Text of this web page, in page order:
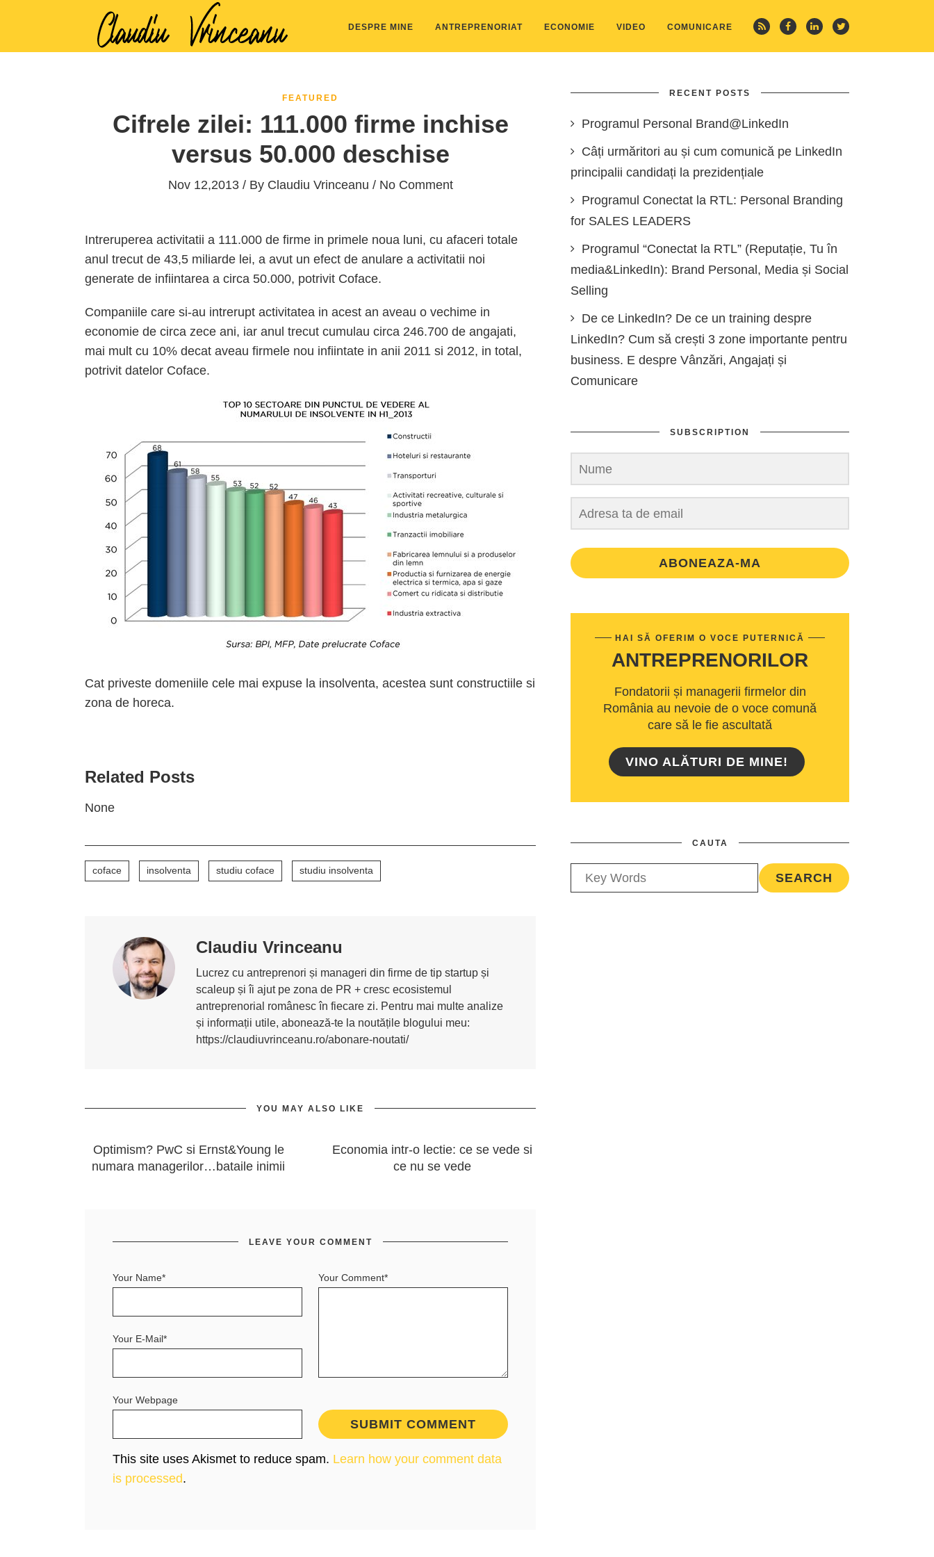
DESPRE MINE ANTREPRENORIAT ECONOMIE VIDEO COMUNICARE
FEATURED
Cifrele zilei: 111.000 firme inchise
versus 50.000 deschise
Nov 12,2013 / By Claudiu Vrinceanu / No Comment
Intreruperea activitatii a 111.000 de firme in primele noua luni, cu afaceri totale
anul trecut de 43,5 miliarde lei, a avut un efect de anulare a activitatii noi
generate de infiintarea a circa 50.000, potrivit Coface.
Companiile care si-au intrerupt activitatea in acest an aveau o vechime in
economie de circa zece ani, iar anul trecut cumulau circa 246.700 de angajati,
mai mult cu 10% decat aveau firmele nou infiintate in anii 2011 si 2012, in total,
potrivit datelor Coface.
Cat priveste domeniile cele mai expuse la insolventa, acestea sunt constructiile si
zona de horeca.
Related Posts
None
coface insolventa studiu coface studiu insolventa
Claudiu Vrinceanu
Lucrez cu antreprenori și manageri din firme de tip startup și
scaleup și îi ajut pe zona de PR + cresc ecosistemul
antreprenorial românesc în fiecare zi. Pentru mai multe analize
și informații utile, abonează-te la noutățile blogului meu:
https://claudiuvrinceanu.ro/abonare-noutati/
YOU MAY ALSO LIKE
Optimism? PwC si Ernst&Young le
numara managerilor…bataile inimii
Economia intr-o lectie: ce se vede si
ce nu se vede
LEAVE YOUR COMMENT
Your Comment*
Your Name*
Your E-Mail*
Your Webpage
This site uses Akismet to reduce spam. Learn how your comment data
is processed.
RECENT POSTS
Programul Personal Brand@LinkedIn
Câți urmăritori au și cum comunică pe LinkedIn
principalii candidați la prezidențiale
Programul Conectat la RTL: Personal Branding
for SALES LEADERS
Programul “Conectat la RTL” (Reputație, Tu în
media&LinkedIn): Brand Personal, Media și Social
Selling
De ce LinkedIn? De ce un training despre
LinkedIn? Cum să crești 3 zone importante pentru
business. E despre Vânzări, Angajați și
Comunicare
SUBSCRIPTION
ABONEAZA-MA
HAI SĂ OFERIM O VOCE PUTERNICĂ
ANTREPRENORILOR
Fondatorii și managerii firmelor din
România au nevoie de o voce comună
care să le fie ascultată
VINO ALĂTURI DE MINE!
CAUTA